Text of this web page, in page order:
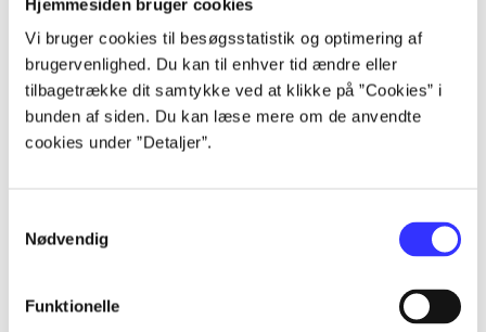
Hjemmesiden bruger cookies
Vi bruger cookies til besøgsstatistik og optimering af
brugervenlighed. Du kan til enhver tid ændre eller
tilbagetrække dit samtykke ved at klikke på ”Cookies” i
bunden af siden. Du kan læse mere om de anvendte
cookies under ”Detaljer”.
Nødvendig
Funktionelle
...
...